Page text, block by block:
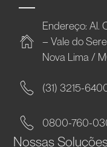
Endereço: Al.
– Vale do
Nova Lima /
(31) 3215-
0800-760-
Nossas